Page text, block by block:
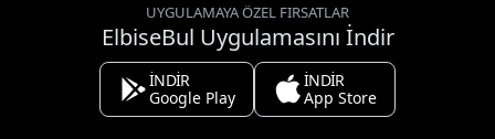
UYGULAMAYA ÖZEL FIRSATLAR
ElbiseBul Uygulamasını İndir
İNDİR
Google Play
İNDİR
App Store